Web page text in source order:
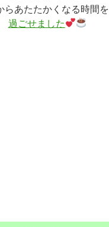
らあたたかくなる時間を
過ごせました